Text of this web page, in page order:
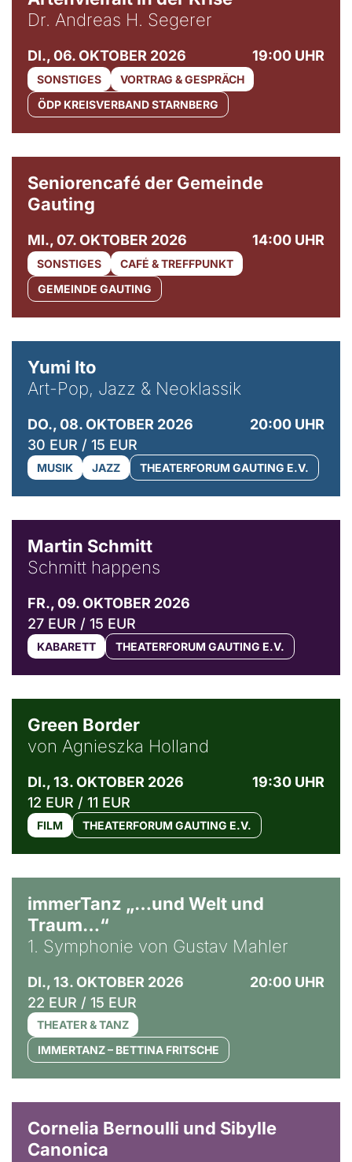
Dr. Andreas H. Segerer
DI., 06. OKTOBER 2026 19:00 UHR
SONSTIGES
VORTRAG & GESPRÄCH
ÖDP KREISVERBAND STARNBERG
Seniorencafé der Gemeinde
Gauting
MI., 07. OKTOBER 2026 14:00 UHR
SONSTIGES
CAFÉ & TREFFPUNKT
GEMEINDE GAUTING
Yumi Ito
Art-Pop, Jazz & Neoklassik
DO., 08. OKTOBER 2026
20:00 UHR
30 EUR / 15 EUR
MUSIK JAZZ THEATERFORUM GAUTING E.V.
Martin Schmitt
Schmitt happens
FR., 09. OKTOBER 2026
27 EUR / 15 EUR
KABARETT THEATERFORUM GAUTING E.V.
Green Border
von Agnieszka Holland
DI., 13. OKTOBER 2026
19:30 UHR
12 EUR / 11 EUR
FILM THEATERFORUM GAUTING E.V.
immerTanz „…und Welt und
Traum…“
1. Symphonie von Gustav Mahler
DI., 13. OKTOBER 2026
20:00 UHR
22 EUR / 15 EUR
THEATER & TANZ
IMMERTANZ – BETTINA FRITSCHE
Cornelia Bernoulli und Sibylle
Canonica